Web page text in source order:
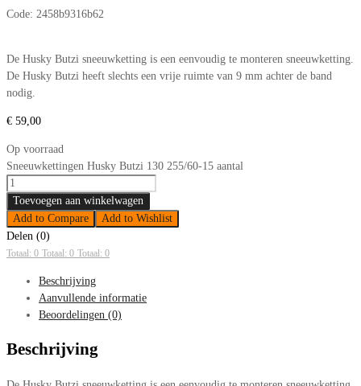
Code: 2458b9316b62
De Husky Butzi sneeuwketting is een eenvoudig te monteren sneeuwketting.
De Husky Butzi heeft slechts een vrije ruimte van 9 mm achter de band
nodig.
€ 59,00
Op voorraad
Sneeuwkettingen Husky Butzi 130 255/60-15 aantal
Toevoegen aan winkelwagen
Add to Compare
Add to Wishlist
Delen (0)
Totaal: 0 Totaal: 0 Totaal: 0
Beschrijving
Aanvullende informatie
Beoordelingen (0)
Beschrijving